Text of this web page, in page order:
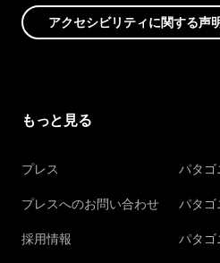
アクセシビリティに関する声
もっと見る
プレス
プレスへのお問い合わせ
採用情報
パタゴ
パタゴ
パタゴ